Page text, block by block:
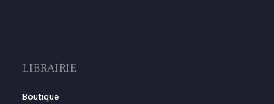
LIBRAIRIE
Boutique